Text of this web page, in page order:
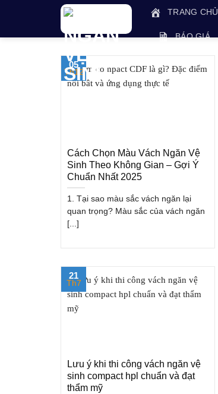
TRANG CHỦ
BÁO GIÁ
Cách Chọn Màu Vách Ngăn Vệ
Sinh Theo Không Gian – Gợi Ý
Chuẩn Nhất 2025
1. Tại sao màu sắc vách ngăn lại
quan trọng? Màu sắc của vách ngăn
[...]
05
Th12
Lưu ý khi thi công vách ngăn vệ
sinh compact hpl chuẩn và đạt
thẩm mỹ
21
Th7